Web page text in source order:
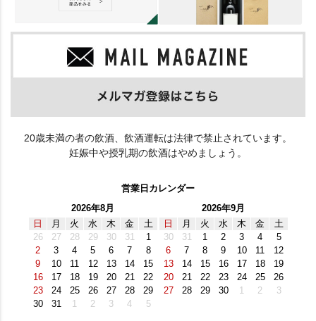
20歳未満の者の飲酒、飲酒運転は法律で禁止されています。
妊娠中や授乳期の飲酒はやめましょう。
営業日カレンダー
2026年8月
日
月 火 水 木 金
土
26
27 28 29 30 31
1
2
3 4 5 6 7
8
9
10 11 12 13 14
15
16
17 18 19 20 21
22
23
24 25 26 27 28
29
30
31 1 2 3 4 5
2026年9月
日
月 火 水 木 金
土
30
31 1 2 3 4
5
6
7 8 9 10 11
12
13
14 15 16 17 18
19
20
21 22 23 24 25
26
27
28 29 30 1 2 3